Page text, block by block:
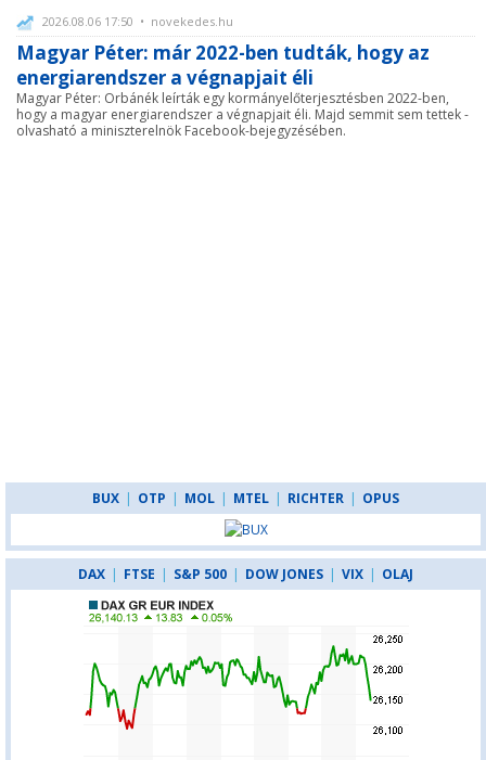
2026.08.06 17:50 • novekedes.hu
Magyar Péter: már 2022-ben tudták, hogy az
energiarendszer a végnapjait éli
Magyar Péter: Orbánék leírták egy kormányelőterjesztésben 2022-ben,
hogy a magyar energiarendszer a végnapjait éli. Majd semmit sem tettek -
olvasható a miniszterelnök Facebook-bejegyzésében.
BUX | OTP | MOL | MTEL | RICHTER | OPUS
DAX | FTSE | S&P 500 | DOW JONES | VIX | OLAJ